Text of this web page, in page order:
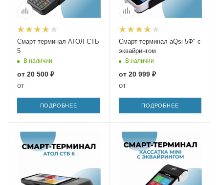
Смарт-терминал АТОЛ СТБ
5
В наличии
от 20 500 ₽
от
ПОДРОБНЕЕ
Смарт-терминал aQsi 5Ф" с
эквайрингом
В наличии
от 20 999 ₽
от
ПОДРОБНЕЕ